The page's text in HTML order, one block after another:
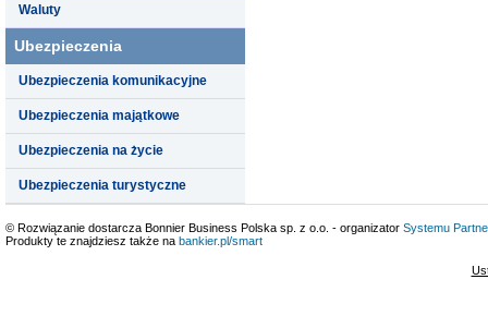
Waluty
Ubezpieczenia
Ubezpieczenia komunikacyjne
Ubezpieczenia majątkowe
Ubezpieczenia na życie
Ubezpieczenia turystyczne
© Rozwiązanie dostarcza Bonnier Business Polska sp. z o.o. - organizator Systemu
Produkty te znajdziesz także na bankier.pl/smart